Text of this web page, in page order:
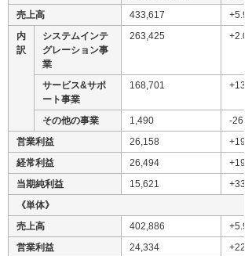
売上高
433,617
+5.9
内
訳
システムインテ
グレーション事
業
263,425 +2.0
サービス&サポ
ート事業
168,701 +13.1
その他の事業 1,490
-26.8
営業利益
26,158
+19.4
経常利益
26,494
+19.3
当期純利益
15,621
+33.0
《単体》
売上高
402,886
+5.9
営業利益
24,334
+22.4